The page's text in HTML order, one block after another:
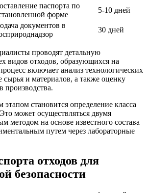
паспорта по
форме
5-10 дней
документов в
30 дней
проводят детальную
видов отходов, образующихся на
включает анализ технологических
сырья и материалов, а также оценку
производства.
становится определение класса
может осуществляться двумя
методом на основе известного состава
путем через лабораторные
отходов для
безопасности